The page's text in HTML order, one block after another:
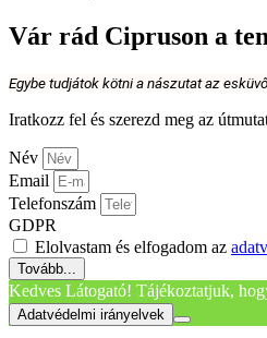
Vár rád Cipruson a
Egybe tudjátok kötni a nászutat az
Iratkozz fel és szerezd meg az
Név
Email
Telefonszám
GDPR
Elolvastam és elfogadom az
Tovább...
Kedves Látogató! Tájékoztatjuk,
Adatvédelmi irányelvek